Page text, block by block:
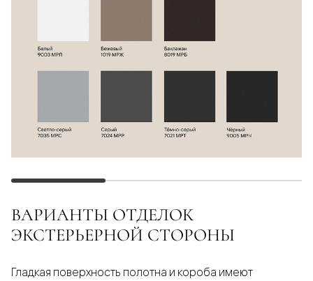
ВАРИАНТЫ ОТДЕЛОК
ЭКСТЕРЬЕРНОЙ СТОРОНЫ
Гладкая поверхность полотна и короба имеют